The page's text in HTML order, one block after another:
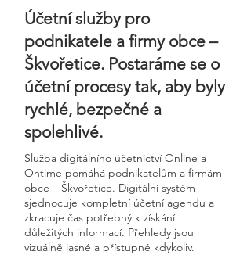
Účetní služby pro
podnikatele a firmy obce –
Škvořetice. Postaráme se o
účetní procesy tak, aby byly
rychlé, bezpečné a
spolehlivé.
Služba digitálního účetnictví Online a
Ontime pomáhá podnikatelům a firmám
obce – Škvořetice. Digitální systém
sjednocuje kompletní účetní agendu a
zkracuje čas potřebný k získání
důležitých informací. Přehledy jsou
vizuálně jasné a přístupné kdykoliv.